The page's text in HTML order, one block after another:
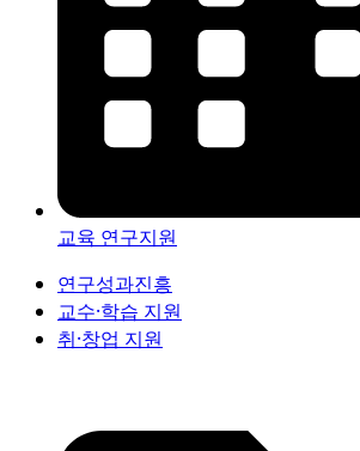
교육 연구지원
연구성과진흥
교수·학습 지원
취·창업 지원